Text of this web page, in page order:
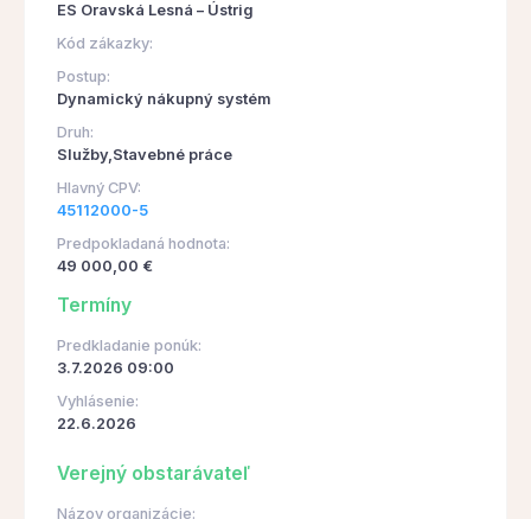
ES Oravská Lesná – Ústrig
Kód zákazky:
Postup:
Dynamický nákupný systém
Druh:
Služby,Stavebné práce
Hlavný CPV:
45112000-5
Predpokladaná hodnota:
49 000,00 €
Termíny
Predkladanie ponúk:
3.7.2026 09:00
Vyhlásenie:
22.6.2026
Verejný obstarávateľ
Názov organizácie: